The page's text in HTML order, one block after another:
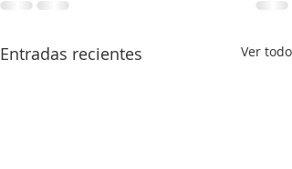
Entradas recientes Ver todo